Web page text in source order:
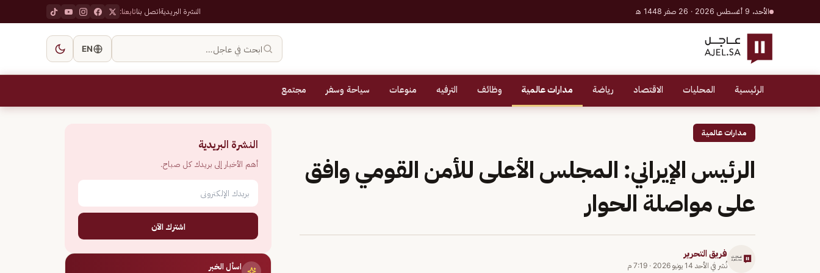
الأحد، 9 أغسطس 2026 · 26 صفر 1448 هـ النشرة البريديةاتصل بناتابعنا:
ابحث في عاجل… EN
الرئيسية المحليات الاقتصاد رياضة مدارات عالمية وظائف الترفيه منوعات سياحة وسفر مجتمع
مدارات عالمية
الرئيس الإيراني: المجلس الأعلى للأمن القومي وافق
على مواصلة الحوار
فريق التحرير
نُشر في الأحد 14 يونيو 2026 · 7:19 م
النشرة البريدية
أهم الأخبار إلى بريدك كل صباح.
اشترك الآن
اسأل الخبر